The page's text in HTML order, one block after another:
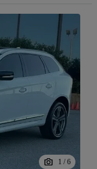
1 / 6